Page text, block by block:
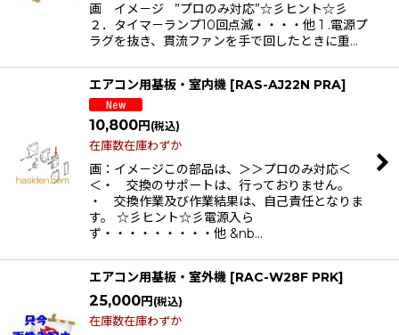
画 イメ－ジ ”プロのみ対応”☆彡ヒント☆彡
２．タイマ－ランプ10回点滅・・・・他 1 .電源プ
ラグを抜き、貫流ファンを手で回したときに重…
エアコン用基板・室内機 [RAS-AJ22N PRA]
10,800円 (税込)
在庫数在庫わずか
画：イメ－ジこの部品は、＞＞プロのみ対応＜
＜・ 交換のサポートは、行っておりません。
・ 交換作業及び作業結果は、自己責任となりま
す。 ☆彡ヒント☆彡電源入ら
ず・・・・・・・・・他 &nb…
エアコン用基板・室外機 [RAC-W28F PRK]
25,000円 (税込)
在庫数在庫わずか